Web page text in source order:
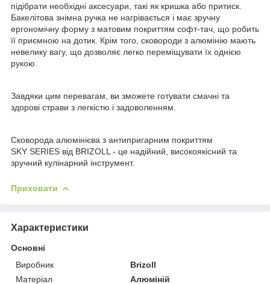
підібрати необхідні аксесуари, такі як кришка або притиск.
Бакелітова знімна ручка не нагрівається і має зручну
ергономічну форму з матовим покриттям софт-тач, що робить
її приємною на дотик. Крім того, сковороди з алюмінію мають
невелику вагу, що дозволяє легко переміщувати їх однією
рукою.
Завдяки цим перевагам, ви зможете готувати смачні та
здорові страви з легкістю і задоволенням.
Сковорода алюмінієва з антипригарним покриттям
SKY SERIES від BRIZOLL - це надійний, високоякісний та
зручний кулінарний інструмент.
Приховати
Характеристики
Основні
Виробник
Brizoll
Матеріал
Алюміній